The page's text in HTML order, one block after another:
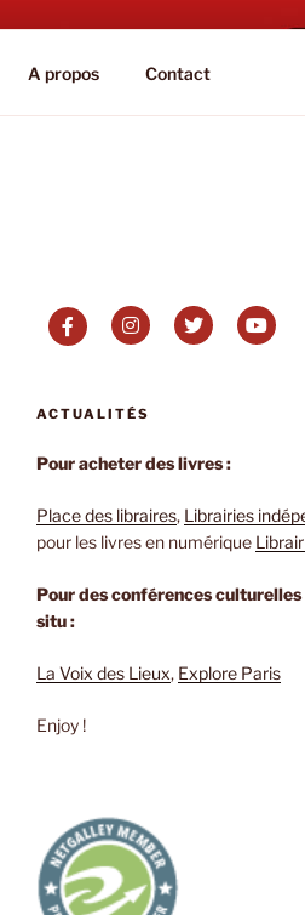
A propos Contact
ACTUALITÉS
Pour acheter des livres :
Place des libraires, Librairies
pour les livres en numérique
Pour des conférences culturelles
situ :
La Voix des Lieux, Explore Paris
Enjoy !